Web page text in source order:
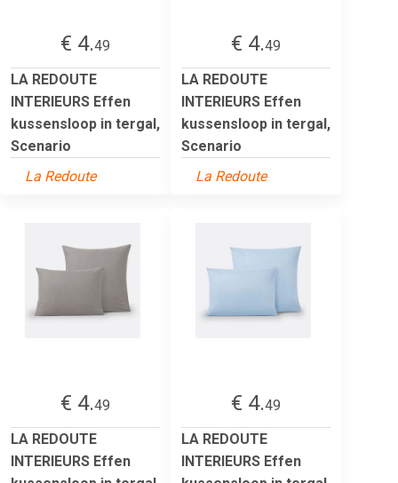
€ 4.49
LA REDOUTE
INTERIEURS Effen
kussensloop in tergal,
Scenario
La Redoute
€ 4.49
LA REDOUTE
INTERIEURS Effen
kussensloop in tergal,
Scenario
La Redoute
€ 4.49
LA REDOUTE
INTERIEURS Effen
€ 4.49
LA REDOUTE
INTERIEURS Effen